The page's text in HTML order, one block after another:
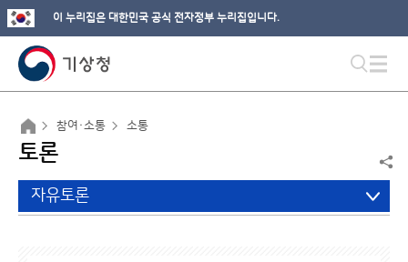
이 누리집은 대한민국 공식 전자정부 누리집입니다.
참여·소통 소통
토론
자유토론